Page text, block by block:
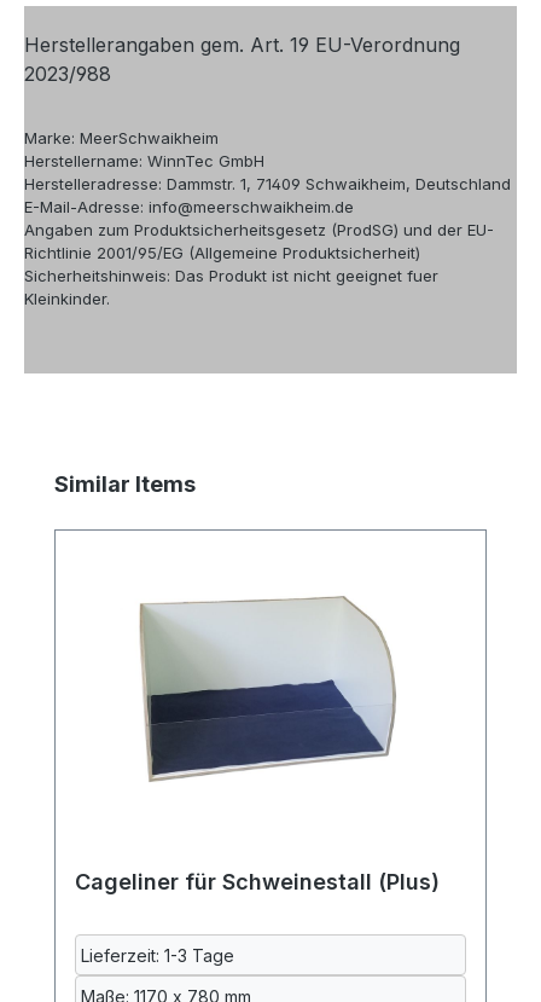
Herstellerangaben gem. Art. 19 EU-Verordnung
2023/988
Marke: MeerSchwaikheim
Herstellername: WinnTec GmbH
Herstelleradresse: Dammstr. 1, 71409 Schwaikheim, Deutschland
E-Mail-Adresse: info@meerschwaikheim.de
Angaben zum Produktsicherheitsgesetz (ProdSG) und der EU-
Richtlinie 2001/95/EG (Allgemeine Produktsicherheit)
Sicherheitshinweis: Das Produkt ist nicht geeignet fuer
Kleinkinder.
Produktgalerie überspringen
Similar Items
Cageliner für Schweinestall (Plus)
Lieferzeit: 1-3 Tage
Maße: 1170 x 780 mm